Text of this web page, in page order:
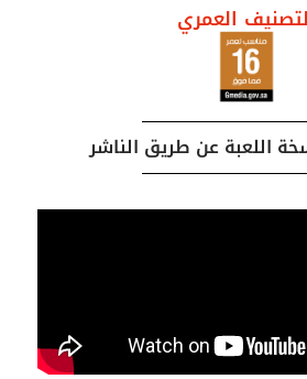
العمري
اللعبة عن طريق الناشر